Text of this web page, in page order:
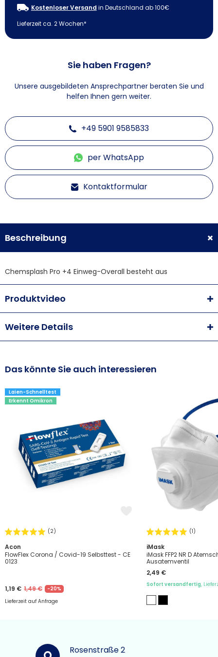
Kostenloser Versand in Deutschland ab 100€
Lieferzeit ca. 2 Wochen*
Sie haben Fragen?
Unsere ausgebildeten Ansprechpartner beraten Sie und
helfen Ihnen gern weiter.
+49 5901 9585833
per WhatsApp
Kontaktformular
Beschreibung
Chemsplash Pro +4 Einweg-Overall besteht aus
Produktvideo
Weitere Details
Das könnte Sie auch interessieren
Laien-Schnelltest
Erkennt Omikron
(2)
Acon
FlowFlex Corona / Covid-19 Selbsttest - CE
0123
1,19 € 1,49 €
-20%
Lieferzeit auf Anfrage
(1)
iMask
iMask FFP2 NR D
Ausatemventil
2,49 €
Sofort versandfertig,
Rosenstraße 2